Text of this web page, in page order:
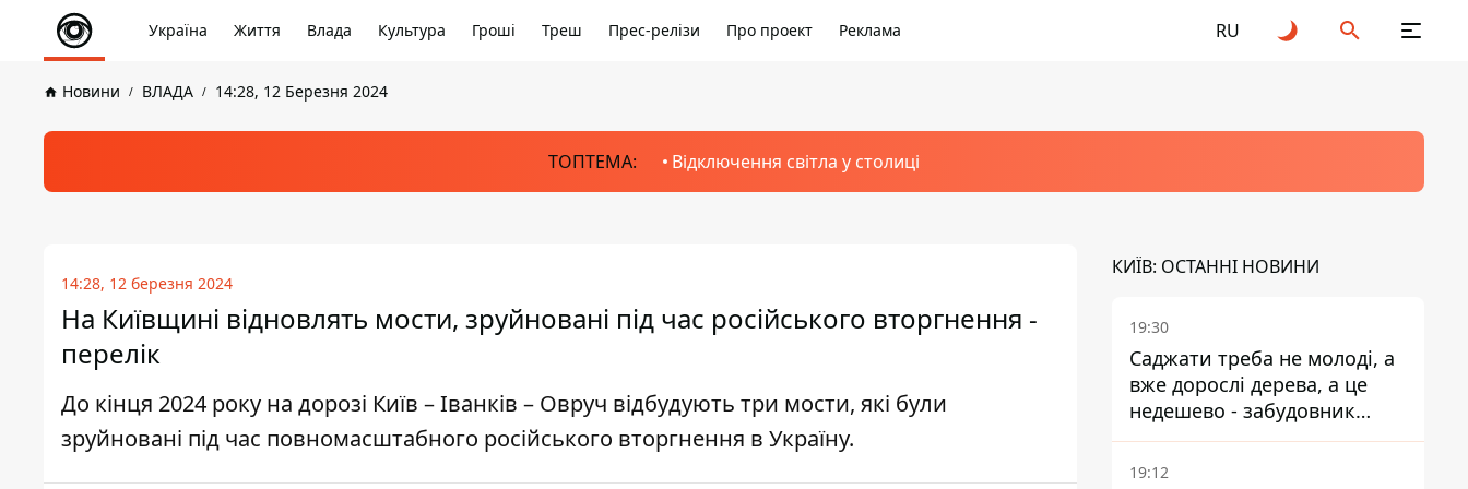
Україна Життя Влада Культура Гроші Треш Прес-релізи Про проект Реклама RU
Новини ВЛАДА 14:28, 12 Березня 2024
ТОПТЕМА: Відключення світла у столиці
14:28, 12 березня 2024
На Київщині відновлять мости, зруйновані під час російського вторгнення -
перелік
До кінця 2024 року на дорозі Київ – Іванків – Овруч відбудують три мости, які були
зруйновані під час повномасштабного російського вторгнення в Україну.
КИЇВ: ОСТАННІ НОВИНИ
19:30
Саджати треба не молоді, а
вже дорослі дерева, а це
недешево - забудовник
Ніконов
19:12